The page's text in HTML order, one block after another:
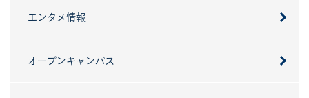
エンタメ情報
オープンキャンパス